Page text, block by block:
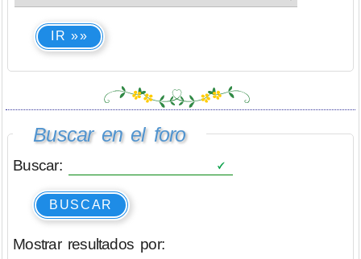
IR »»
Buscar en el foro
Buscar:
BUSCAR
Mostrar resultados por: